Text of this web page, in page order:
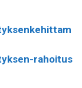
rahoitus